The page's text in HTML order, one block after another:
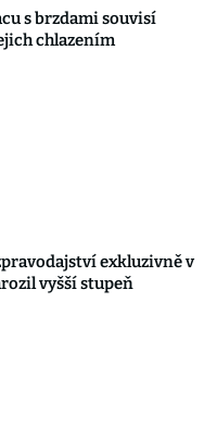
s brzdami souvisí
chlazením
exkluzivně v
vyšší stupeň